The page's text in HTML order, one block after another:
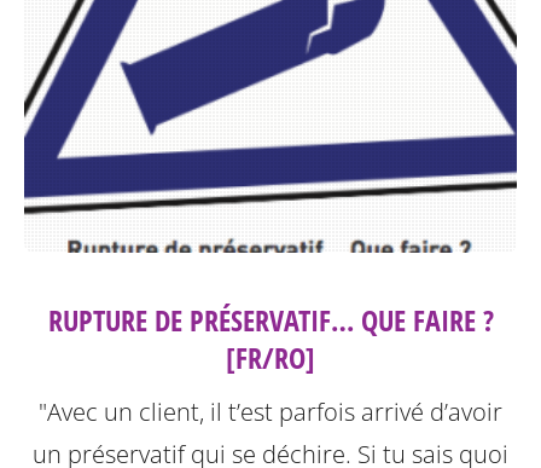
RUPTURE DE PRÉSERVATIF… QUE FAIRE ?
[FR/RO]
"Avec un client, il t’est parfois arrivé d’avoir
un préservatif qui se déchire. Si tu sais quoi